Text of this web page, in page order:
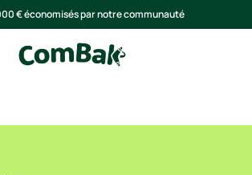
€ économisés par notre communauté